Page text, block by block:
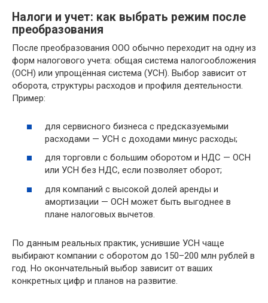
Налоги и учет: как выбрать режим после
преобразования
После преобразования ООО обычно переходит на одну из
форм налогового учета: общая система налогообложения
(ОСН) или упрощённая система (УСН). Выбор зависит от
оборота, структуры расходов и профиля деятельности.
Пример:
для сервисного бизнеса с предсказуемыми
расходами — УСН с доходами минус расходы;
для торговли с большим оборотом и НДС — ОСН
или УСН без НДС, если позволяет оборот;
для компаний с высокой долей аренды и
амортизации — ОСН может быть выгоднее в
плане налоговых вычетов.
По данным реальных практик, уснившие УСН чаще
выбирают компании с оборотом до 150–200 млн рублей в
год. Но окончательный выбор зависит от ваших
конкретных цифр и планов на развитие.